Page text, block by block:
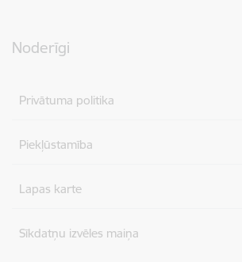
Noderīgi
Privātuma politika
Piekļūstamība
Lapas karte
Sīkdatņu izvēles maiņa